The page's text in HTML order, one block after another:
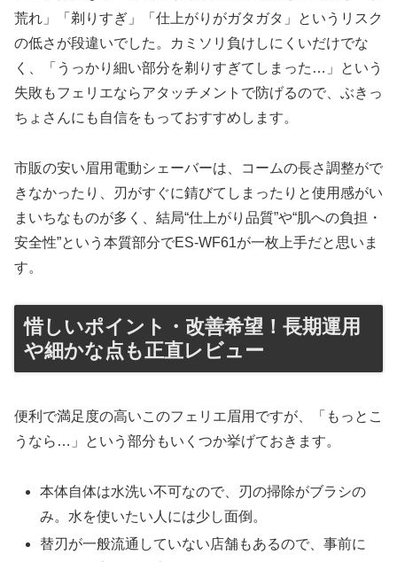
荒れ」「剃りすぎ」「仕上がりがガタガタ」というリスク
の低さが段違いでした。カミソリ負けしにくいだけでな
く、「うっかり細い部分を剃りすぎてしまった…」という
失敗もフェリエならアタッチメントで防げるので、ぶきっ
ちょさんにも自信をもっておすすめします。
市販の安い眉用電動シェーバーは、コームの長さ調整がで
きなかったり、刃がすぐに錆びてしまったりと使用感がい
まいちなものが多く、結局“仕上がり品質”や“肌への負担・
安全性”という本質部分でES-WF61が一枚上手だと思いま
す。
惜しいポイント・改善希望！長期運用
や細かな点も正直レビュー
便利で満足度の高いこのフェリエ眉用ですが、「もっとこ
うなら…」という部分もいくつか挙げておきます。
本体自体は水洗い不可なので、刃の掃除がブラシの
み。水を使いたい人には少し面倒。
替刃が一般流通していない店舗もあるので、事前に